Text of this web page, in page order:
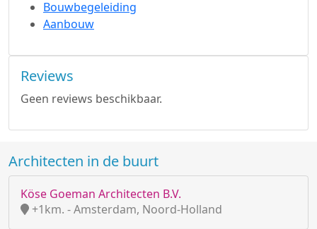
Bouwbegeleiding
Aanbouw
Reviews
Geen reviews beschikbaar.
Architecten in de buurt
Köse Goeman Architecten B.V.
+1km. - Amsterdam, Noord-Holland